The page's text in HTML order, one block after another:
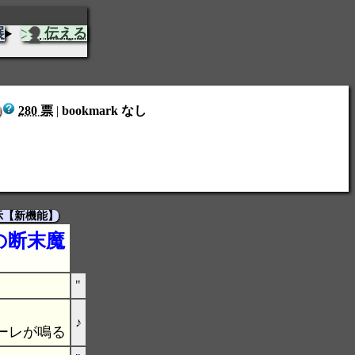
伝える
280 票 | bookmark なし
【新機能】
断末魔
"
レが鳴る
♪